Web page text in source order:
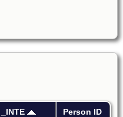
_INTE Person ID